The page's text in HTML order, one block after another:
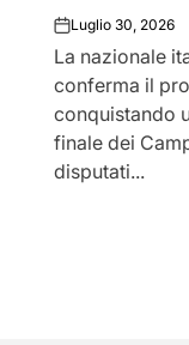
onLuglio 30, 2026
La nazionale
conferma il
conquistando
finale dei
disputati...